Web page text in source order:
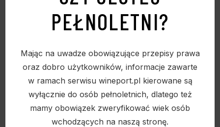
PEŁNOLETNI?
Mając na uwadze obowiązujące przepisy prawa
oraz dobro użytkowników, informacje zawarte
w ramach serwisu wineport.pl kierowane są
wyłącznie do osób pełnoletnich, dlatego też
mamy obowiązek zweryfikować wiek osób
wchodzących na naszą stronę.
zarazem zapobiegającym dostaniu się tlenu do
opakowania, co zapobiega zakwaszaniu się kawy.
Aromat i smak- ta wysokogatunkowa kawa
cechuje się jedwabistym aromatem o
wyczuwalnym smaku kakao i orzecha z owocową
nutą. Kawa o żywej kwaskowatości i bogatym
smaku. Mocno wypalona – doskonała dla
koneserów porannego espresso.